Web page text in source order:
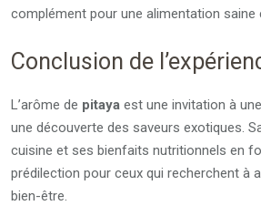
complément pour une alimentation saine
Conclusion de
L’arôme de pitaya est une invitation à
une découverte des saveurs exotiques.
cuisine et ses bienfaits nutritionnels en
prédilection pour ceux qui recherchent à
bien-être.